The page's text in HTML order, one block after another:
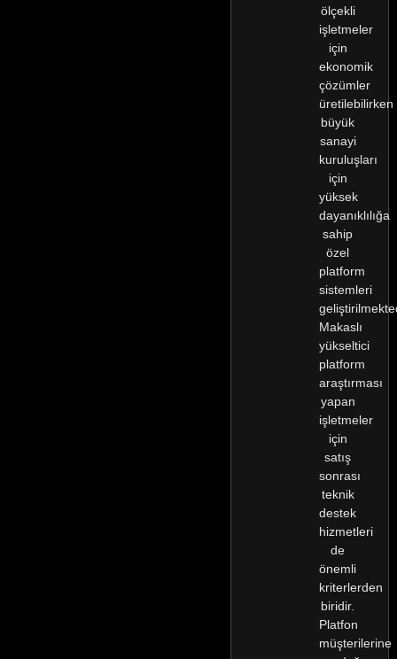
ölçekli
işletmeler
için
ekonomik
çözümler
üretilebilirken
büyük
sanayi
kuruluşları
için
yüksek
dayanıklılığa
sahip
özel
platform
sistemleri
Makaslı
yükseltici
platform
araştırması
yapan
işletmeler
için
satış
sonrası
teknik
destek
hizmetleri
de
önemli
kriterlerden
biridir.
Platfon
müşterilerine